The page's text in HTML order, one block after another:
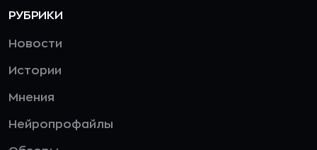
РУБРИКИ
Новости
Истории
Мнения
Нейропрофайлы